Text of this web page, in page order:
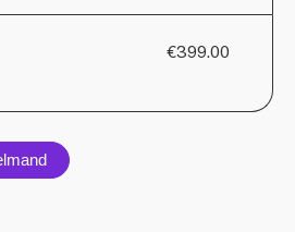
set
€399.00